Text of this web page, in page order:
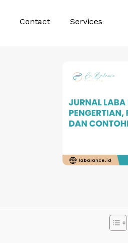
Contact Services